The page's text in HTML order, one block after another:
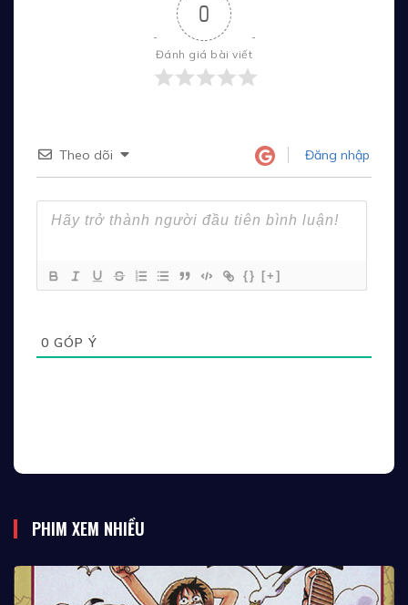
0
Đánh giá bài viết
Theo dõi Đăng nhập
{} [+]
0 GÓP Ý
PHIM XEM NHIỀU